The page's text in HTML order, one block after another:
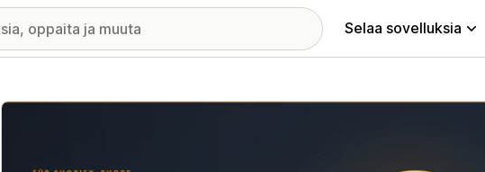
Selaa sovelluksia
Esittelykuvagalleria